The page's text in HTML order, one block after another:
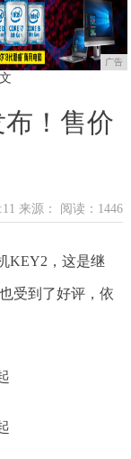
广告
！售价
来源： 阅读：1446
KEY2，这是继
受到了好评，依